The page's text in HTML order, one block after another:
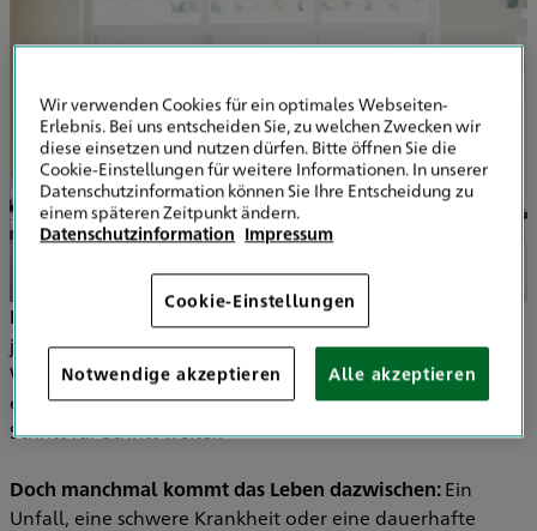
Kinder sind voller Energie, Neugier und Lebensfreude
jeden Tag entdecken sie die Welt auf ihre ganz eigene
Weise. Sie lernen laufen, sprechen, schreiben und
entwickeln ihre motorischen und geistigen Fähigkeiten
Schritt für Schritt weiter.
Doch manchmal kommt das Leben dazwischen:Ein
Unfall, eine schwere Krankheit oder eine dauerhafte
Wir verwenden Cookies für ein optimales Webseiten-
Erlebnis. Bei uns entscheiden Sie, zu welchen Zwecken wir
diese einsetzen und nutzen dürfen. Bitte öffnen Sie die
Cookie-Einstellungen für weitere Informationen. In unserer
Datenschutzinformation können Sie Ihre Entscheidung zu
einem späteren Zeitpunkt ändern.
Datenschutzinformation Impressum
Cookie-Einstellungen
Notwendige akzeptieren Alle akzeptieren